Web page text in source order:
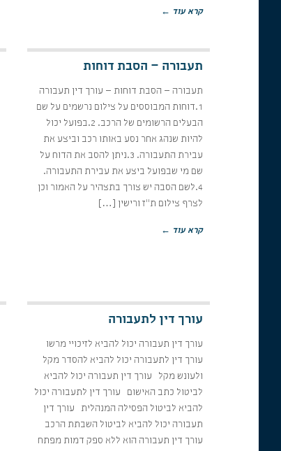
קרא עוד ←
תעבורה – הסבת דוחות
תעבורה – הסבת דוחות – עורך דין תעבורה
1.דוחות המבוססים על צילום נרשמים על שם
הבעלים הרשומים של הרכב. 2.בפועל יכול
להיות שנהג אחר נסע באותו רכב וביצע את
עבירת התעבורה. 3.ניתן להסב את הדוח על
שם מי שבפועל ביצע את עבירת התעבורה.
4.לשם הסבה יש צורך בתצהיר על האמור וכן
לצרף צילום ת"ז ורישין […]
קרא עוד ←
עורך דין לתעבורה
עורך דין תעבורה יכול להביא לזיכויי מרשו
עורך דין לתעבורה יכול להביא להסדר מקל
ולעונש מקל עורך דין תעבורה יכול להביא
לביטול כתב האישום עורך דין לתעבורה יכול
להביא לביטול הפסילה המנהלית עורך דין
תעבורה יכול להביא לביטול השבתת הרכב
עורך דין תעבורה הוא ללא ספק דמות מפתח